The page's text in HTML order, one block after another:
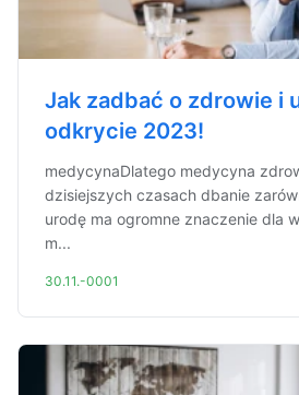
Jak zadbać o zdrowie i
odkrycie 2023!
medycynaDlatego medycyna
dzisiejszych czasach dbanie
urodę ma ogromne znaczenie dla
m...
30.11.-0001